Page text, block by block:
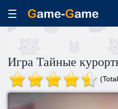
Игра Тайные